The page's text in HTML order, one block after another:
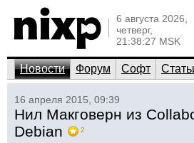
6 августа 2026,
четверг,
21:38:27 MSK
Новости Форум Софт
16 апреля 2015, 09:39
Нил Макговерн из
Debian
2